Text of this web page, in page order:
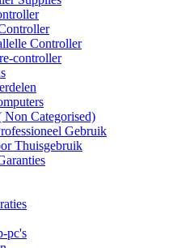
Controller
controller
Non Categorised)
Gebruik
Thuisgebruik
pc's